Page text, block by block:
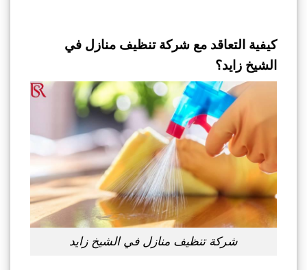
كيفية التعاقد مع شركة تنظيف منازل في
الشيخ زايد؟
شركة تنظيف منازل في الشيخ زايد